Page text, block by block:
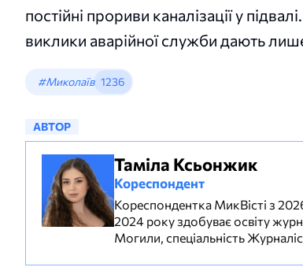
постійні прориви каналізації у
виклики аварійної служби дають
#Миколаїв 1236
АВТОР
Таміла Ксьонжик
Кореспондент
Кореспондентка МикВісті з
2024 року здобуває освіту
Могили, спеціальність